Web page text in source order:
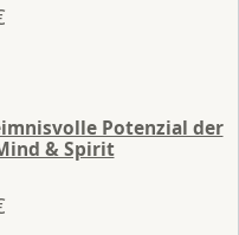
Potenzial der
& Spirit